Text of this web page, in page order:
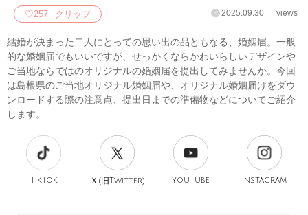
♡257 クリップ 2025.09.30 views
結婚が決まった二人にとっての思い出の品ともなる、婚姻届。一般
的な婚姻届でもいいですが、せっかくならかわいらしいデザインや
ご当地ならではのオリジナルの婚姻届を提出してみませんか。今回
は島根県のご当地オリジナル婚姻届や、オリジナル婚姻届けをダウ
ンロードする際の注意点、提出日までの準備物などについてご紹介
します。
TikTok Ｘ(旧Twitter) YouTube Instagram